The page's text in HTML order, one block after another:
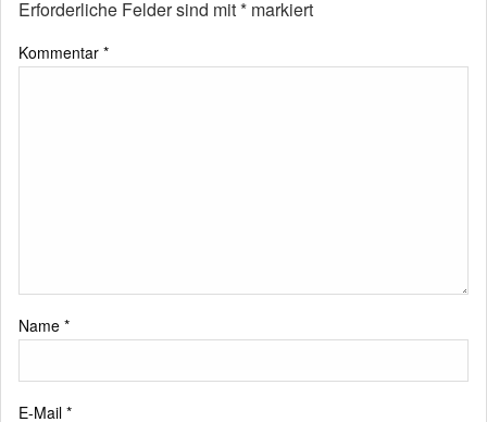
Erforderliche Felder sind mit* markiert
Kommentar *
Name *
E-Mail *